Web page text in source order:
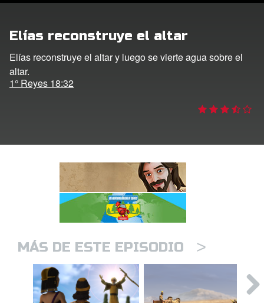
Elías reconstruye el altar
Elías reconstruye el altar y luego se vierte agua sobre el
altar.
1° Reyes 18:32
MÁS DE ESTE EPISODIO >